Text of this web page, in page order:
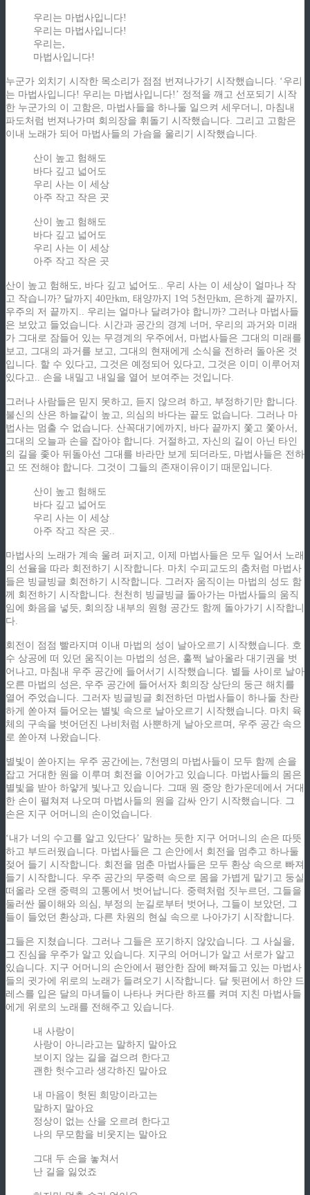
우리는 마법사입니다!
우리는 마법사입니다!
우리는,
마법사입니다!
누군가 외치기 시작한 목소리가 점점 번져나가기 시작했습니다. ‘우리
는 마법사입니다! 우리는 마법사입니다!’ 정적을 깨고 선포되기 시작
한 누군가의 이 고함은, 마법사들을 하나둘 일으켜 세우더니, 마침내
파도처럼 번져나가며 회의장을 휘돌기 시작했습니다. 그리고 고함은
이내 노래가 되어 마법사들의 가슴을 울리기 시작했습니다.
산이 높고 험해도
바다 깊고 넓어도
우리 사는 이 세상
아주 작고 작은 곳
산이 높고 험해도
바다 깊고 넓어도
우리 사는 이 세상
아주 작고 작은 곳
산이 높고 험해도, 바다 깊고 넓어도.. 우리 사는 이 세상이 얼마나 작
고 작습니까? 달까지 40만km, 태양까지 1억 5천만km, 은하계 끝까지,
우주의 저 끝까지.. 우리는 얼마나 달려가야 합니까? 그러나 마법사들
은 보았고 들었습니다. 시간과 공간의 경계 너머, 우리의 과거와 미래
가 그대로 잠들어 있는 무경계의 우주에서, 마법사들은 그대의 미래를
보고, 그대의 과거를 보고, 그대의 현재에게 소식을 전하러 돌아온 것
입니다. 할 수 있다고, 그것은 예정되어 있다고, 그것은 이미 이루어져
있다고.. 손을 내밀고 내일을 열어 보여주는 것입니다.
그러나 사람들은 믿지 못하고, 듣지 않으려 하고, 부정하기만 합니다.
불신의 산은 하늘같이 높고, 의심의 바다는 끝도 없습니다. 그러나 마
법사는 멈출 수 없습니다. 산꼭대기에까지, 바다 끝까지 쫓고 쫓아서,
그대의 오늘과 손을 잡아야 합니다. 거절하고, 자신의 길이 아닌 타인
의 길을 좇아 뒤돌아선 그대를 바라만 보게 되더라도, 마법사들은 전하
고 또 전해야 합니다. 그것이 그들의 존재이유이기 때문입니다.
산이 높고 험해도
바다 깊고 넓어도
우리 사는 이 세상
아주 작고 작은 곳..
마법사의 노래가 계속 울려 퍼지고, 이제 마법사들은 모두 일어서 노래
의 선율을 따라 회전하기 시작합니다. 마치 수피교도의 춤처럼 마법사
들은 빙글빙글 회전하기 시작합니다. 그러자 움직이는 마법의 성도 함
께 회전하기 시작합니다. 천천히 빙글빙글 돌아가는 마법사들의 움직
임에 화음을 넣듯, 회의장 내부의 원형 공간도 함께 돌아가기 시작합니
다.
회전이 점점 빨라지며 이내 마법의 성이 날아오르기 시작했습니다. 호
수 상공에 떠 있던 움직이는 마법의 성은, 훌쩍 날아올라 대기권을 벗
어나고, 마침내 우주 공간에 들어서기 시작했습니다. 별들 사이로 날아
오른 마법의 성은, 우주 공간에 들어서자 회의장 상단의 둥근 해치를
열어 주었습니다. 그러자 빙글빙글 회전하던 마법사들이 하나둘 찬란
하게 쏟아져 들어오는 별빛 속으로 날아오르기 시작했습니다. 마치 육
체의 구속을 벗어던진 나비처럼 사뿐하게 날아오르며, 우주 공간 속으
로 쏟아져 나왔습니다.
별빛이 쏟아지는 우주 공간에는, 7천명의 마법사들이 모두 함께 손을
잡고 거대한 원을 이루며 회전을 이어가고 있습니다. 마법사들의 몸은
별빛을 받아 하얗게 빛나고 있습니다. 그때 원 중앙 한가운데에서 거대
한 손이 펼쳐져 나오며 마법사들의 원을 감싸 안기 시작했습니다. 그
손은 지구 어머니의 손이었습니다.
‘내가 너의 수고를 알고 있단다’ 말하는 듯한 지구 어머니의 손은 따뜻
하고 부드러웠습니다. 마법사들은 그 손안에서 회전을 멈추고 하나둘
젖어 들기 시작합니다. 회전을 멈춘 마법사들은 모두 환상 속으로 빠져
들기 시작합니다. 우주 공간의 무중력 속으로 몸을 가볍게 맡기고 둥실
떠올라 오랜 중력의 고통에서 벗어납니다. 중력처럼 짓누르던, 그들을
둘러싼 몰이해와 의심, 부정의 눈길로부터 벗어나, 그들이 보았던, 그
들이 들었던 환상과, 다른 차원의 현실 속으로 나아가기 시작합니다.
그들은 지쳤습니다. 그러나 그들은 포기하지 않았습니다. 그 사실을,
그 진심을 우주가 알고 있습니다. 지구의 어머니가 알고 서로가 알고
있습니다. 지구 어머니의 손안에서 평안한 잠에 빠져들고 있는 마법사
들의 귓가에 위로의 노래가 들려오기 시작합니다. 달 뒷편에서 하얀 드
레스를 입은 달의 마녀들이 나타나 커다란 하프를 켜며 지친 마법사들
에게 위로의 노래를 전해주고 있습니다.
내 사랑이
사랑이 아니라고는 말하지 말아요
보이지 않는 길을 걸으려 한다고
괜한 헛수고라 생각하진 말아요
내 마음이 헛된 희망이라고는
말하지 말아요
정상이 없는 산을 오르려 한다고
나의 무모함을 비웃지는 말아요
그대 두 손을 놓쳐서
난 길을 잃었죠